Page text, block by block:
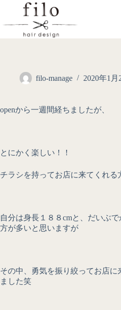
filo-manage 2020年1月
openから一週間経ちましたが、
とにかく楽しい！！
チラシを持ってお店に来てくれる
自分は身長１８８cmと、だいぶ
方が多いと思いますが
その中、勇気を振り絞ってお店
ました笑